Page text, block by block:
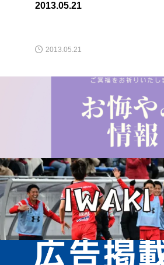
2013.05.21
2013.05.21